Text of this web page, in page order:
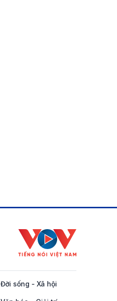
Đời sống - Xã hội